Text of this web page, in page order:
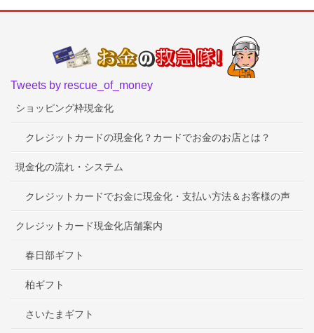
Tweets by rescue_of_money
ショッピング枠現金化
クレジットカードの現金化？カードでお金のお店とは？
現金化の流れ・システム
クレジットカードでお金に現金化・支払い方法＆お客様の声
クレジットカード現金化店舗案内
春日部ギフト
柏ギフト
さいたまギフト